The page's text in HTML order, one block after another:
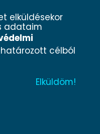
elküldésekor
adataim
célból